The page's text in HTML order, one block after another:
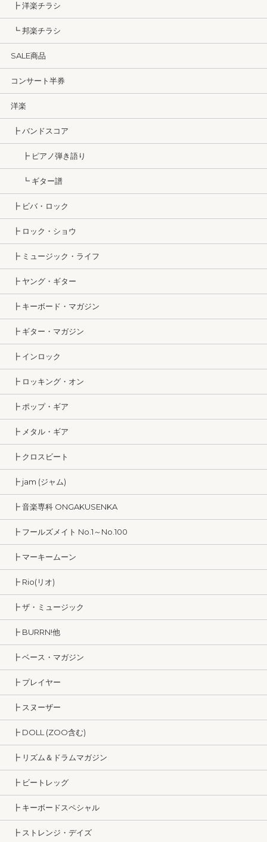
┣ 洋楽チラシ
┗ 邦楽チラシ
SALE商品
コンサート半券
洋楽
┣ バンドスコア
┣ ピアノ弾き語り
┗ ギター譜
┣ ビバ・ロック
┣ ロック・ショウ
┣ ミュージック・ライフ
┣ ヤング・ギター
┣ キーボード・マガジン
┣ ギター・マガジン
┣ インロック
┣ ロッキング・オン
┣ ポップ・ギア
┣ メタル・ギア
┣ クロスビート
┣ jam (ジャム)
┣ 音楽専科 ONGAKUSENKA
┣ フールズメイト No.1～No.100
┣ マーキームーン
┣ Rio(リオ)
┣ ザ・ミュージック
┣ BURRN!他
┣ ベース・マガジン
┣ プレイヤー
┣ スヌーザー
┣ DOLL (ZOO含む)
┣ リズム＆ドラムマガジン
┣ ビートレッグ
┣ キーボードスペシャル
┣ ストレンジ・デイズ